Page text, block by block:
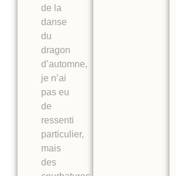
de la
danse
du
dragon
d’automne,
je n’ai
pas eu
de
ressenti
particulier,
mais
des